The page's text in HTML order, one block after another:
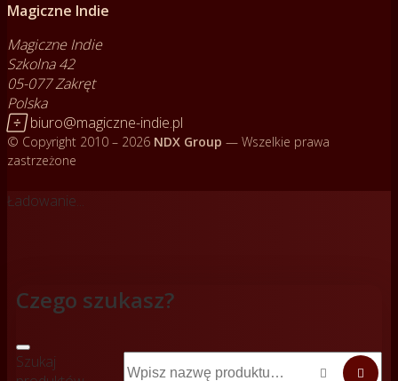
Magiczne Indie
Magiczne Indie
Szkolna 42
05-077 Zakręt
Polska
 biuro@magiczne-indie.pl
© Copyright 2010 – 2026 NDX Group — Wszelkie prawa
zastrzeżone
Ładowanie...
Czego szukasz?
Szukaj
 